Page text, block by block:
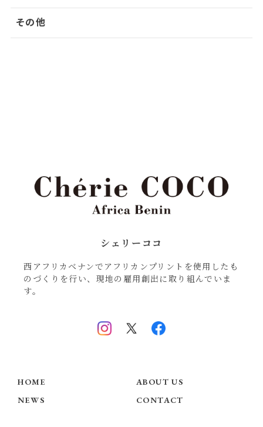
その他
シェリーココ
西アフリカベナンでアフリカンプリントを使用したも
のづくりを行い、現地の雇用創出に取り組んでいま
す。
HOME
ABOUT US
NEWS
CONTACT